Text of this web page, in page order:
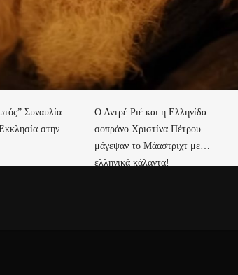
Συναυλία
στην
Ο Αντρέ Ριέ και η Ελληνίδα
σοπράνο Χριστίνα Πέτρου
μάγεψαν το Μάαστριχτ με…
ελληνικά κάλαντα!